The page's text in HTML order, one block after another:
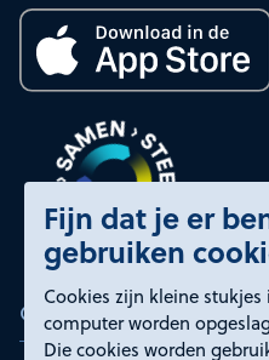
Fijn dat je er
gebruiken
Cookies zijn kleine
computer worden
Die cookies worden
Certificeringen